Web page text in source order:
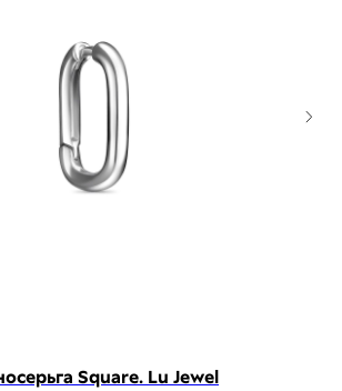
Square. Lu Jewel